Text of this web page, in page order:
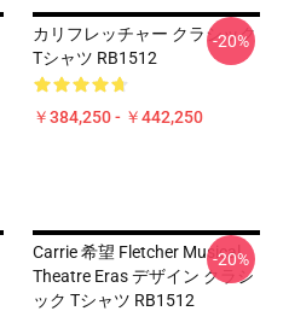
カリフレッチャー クラシック
Tシャツ RB1512
￥384,250 - ￥442,250
-20%
Carrie 希望 Fletcher Musical
Theatre Eras デザイン クラシ
ック Tシャツ RB1512
-20%